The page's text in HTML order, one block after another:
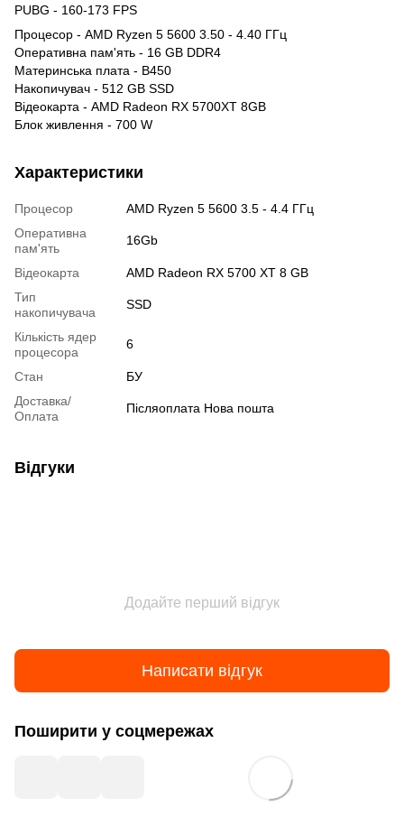
PUBG - 160-173 FPS
Процесор - AMD Ryzen 5 5600 3.50 - 4.40 ГГц
Оперативна пам'ять - 16 GB DDR4
Материнська плата - B450
Накопичувач - 512 GB SSD
Відеокарта - AMD Radeon RX 5700XT 8GB
Блок живлення - 700 W
Характеристики
Процесор
AMD Ryzen 5 5600 3.5 - 4.4 ГГц
Оперативна
пам'ять
16Gb
Відеокарта
AMD Radeon RX 5700 XT 8 GB
Тип
накопичувача
SSD
Кількість ядер
процесора
6
Стан
БУ
Доставка/
Оплата
Післяоплата Нова пошта
Відгуки
Додайте перший відгук
Написати відгук
Поширити у соцмережах